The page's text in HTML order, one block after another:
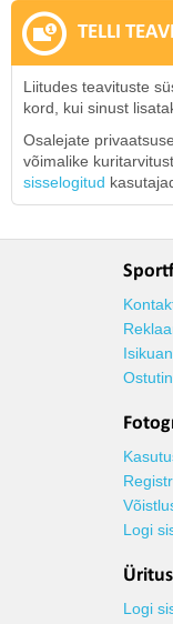
TELLI
Liitudes teavituste
kord, kui sinust
Osalejate
võimalike
sisselogitud
Logi
Logi